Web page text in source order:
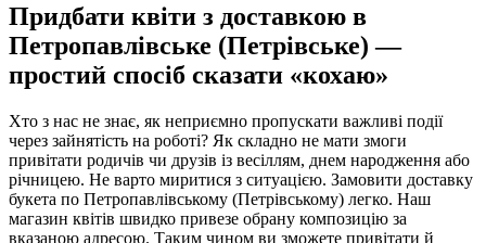
Придбати квіти з доставкою в
Петропавлівське (Петрівське) —
простий спосіб сказати «кохаю»
Хто з нас не знає, як неприємно пропускати важливі події
через зайнятість на роботі? Як складно не мати змоги
привітати родичів чи друзів із весіллям, днем народження або
річницею. Не варто миритися з ситуацією. Замовити доставку
букета по Петропавлівському (Петрівському) легко. Наш
магазин квітів швидко привезе обрану композицію за
вказаною адресою. Таким чином ви зможете привітати й